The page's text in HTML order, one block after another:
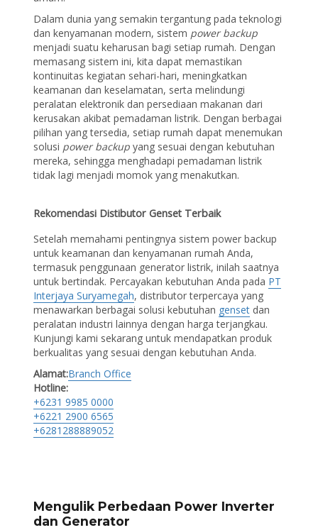
Dalam dunia yang semakin tergantung pada teknologi
dan kenyamanan modern, sistem power backup
menjadi suatu keharusan bagi setiap rumah. Dengan
memasang sistem ini, kita dapat memastikan
kontinuitas kegiatan sehari-hari, meningkatkan
keamanan dan keselamatan, serta melindungi
peralatan elektronik dan persediaan makanan dari
kerusakan akibat pemadaman listrik. Dengan berbagai
pilihan yang tersedia, setiap rumah dapat menemukan
solusi power backup yang sesuai dengan kebutuhan
mereka, sehingga menghadapi pemadaman listrik
tidak lagi menjadi momok yang menakutkan.
Rekomendasi Distibutor Genset Terbaik
Setelah memahami pentingnya sistem power backup
untuk keamanan dan kenyamanan rumah Anda,
termasuk penggunaan generator listrik, inilah saatnya
untuk bertindak. Percayakan kebutuhan Anda pada PT
Interjaya Suryamegah, distributor terpercaya yang
menawarkan berbagai solusi kebutuhan genset dan
peralatan industri lainnya dengan harga terjangkau.
Kunjungi kami sekarang untuk mendapatkan produk
berkualitas yang sesuai dengan kebutuhan Anda.
Alamat:Branch Office
Hotline:
+6231 9985 0000
+6221 2900 6565
+6281288889052
Mengulik Perbedaan Power Inverter
dan Generator